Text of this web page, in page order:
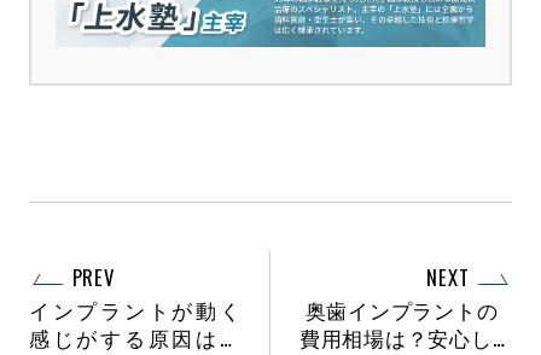
PREV
インプラントが動く
感じがする原因は？
NEXT
奥歯インプラントの
費用相場は？安心し